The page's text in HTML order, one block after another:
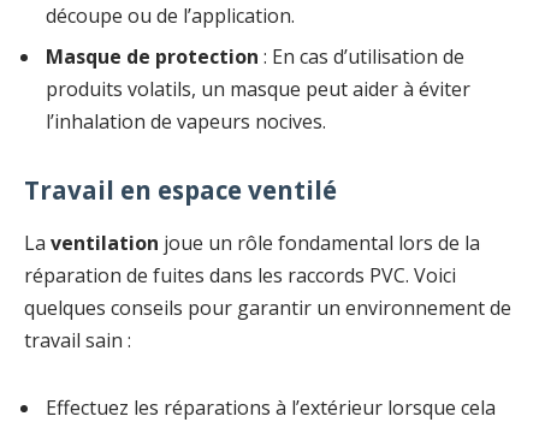
découpe ou de l’application.
Masque de protection : En cas d’utilisation de
produits volatils, un masque peut aider à éviter
l’inhalation de vapeurs nocives.
Travail en espace ventilé
La ventilation joue un rôle fondamental lors de la
réparation de fuites dans les raccords PVC. Voici
quelques conseils pour garantir un environnement de
travail sain :
Effectuez les réparations à l’extérieur lorsque cela